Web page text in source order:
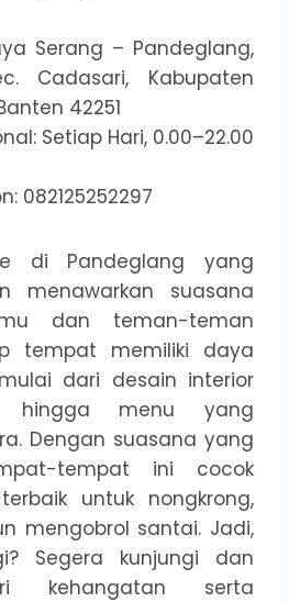
Serang – Pandeglang,
Cadasari, Kabupaten
42251
Setiap Hari, 0.00–22.00
082125252297
di Pandeglang yang
menawarkan suasana
dan teman-teman
tempat memiliki daya
dari desain interior
hingga menu yang
Dengan suasana yang
tempat ini cocok
untuk nongkrong,
mengobrol santai. Jadi,
Segera kunjungi dan
kehangatan serta